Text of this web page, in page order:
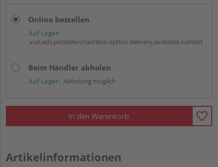
Online bestellen
Auf Lager:
vue.ads.priceMerchantBox.option.delivery.available.subtext
Beim Händler abholen
Auf Lager: Abholung möglich
In den Warenkorb
Artikelinformationen